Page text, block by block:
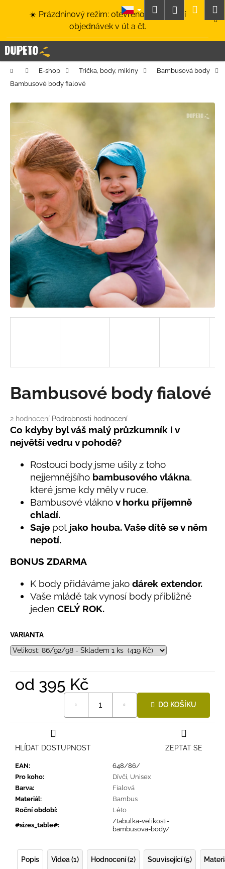
☀️ Prázdninový režim: otevřeno a odesílání
objednávek v út a čt.
HledatPřihlášení
Domů E-shop Trička, body, mikiny
Bambusová body
Bambusové body fialové
Průměrné
hodnocení
produktu
je
hvězdiček.
2 hodnocení Podrobnosti hodnocení
Bambusové body fialové
Co kdyby byl váš malý průzkumník i v
největší vedru v pohodě?
Rostoucí body jsme ušily z toho
nejjemnějšího bambusového vlákna,
které jsme kdy měly v ruce.
Bambusové vlákno v horku příjemně
chladí.
Saje pot jako houba. Vaše dítě se v něm
nepotí.
BONUS ZDARMA
K body přidáváme jako dárek extendor.
Vaše mládě tak vynosí body přibližně
jeden CELÝ ROK.
VARIANTA
od 395 Kč
DO KOŠÍKU
EAN:
648/86/
Pro koho: Dívčí Unisex
Barva:
Fialová
Materiál:
Bambus
Roční období:
Léto
#sizes_table#:
/tabulka-velikosti-
bambusova-body/
ZEPTAT SE
HLÍDAT DOSTUPNOST
Popis Videa (1) Hodnocení (2) Související (5)
í
k C
o
p
t
ř
e
b
u
j
e
a
j
t
?
D
o
o
r
u
LETNÍ
ČEPICE
30
MODRÁ
395